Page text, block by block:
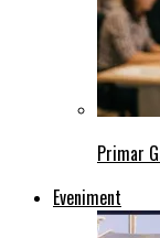
Primar
Eveniment